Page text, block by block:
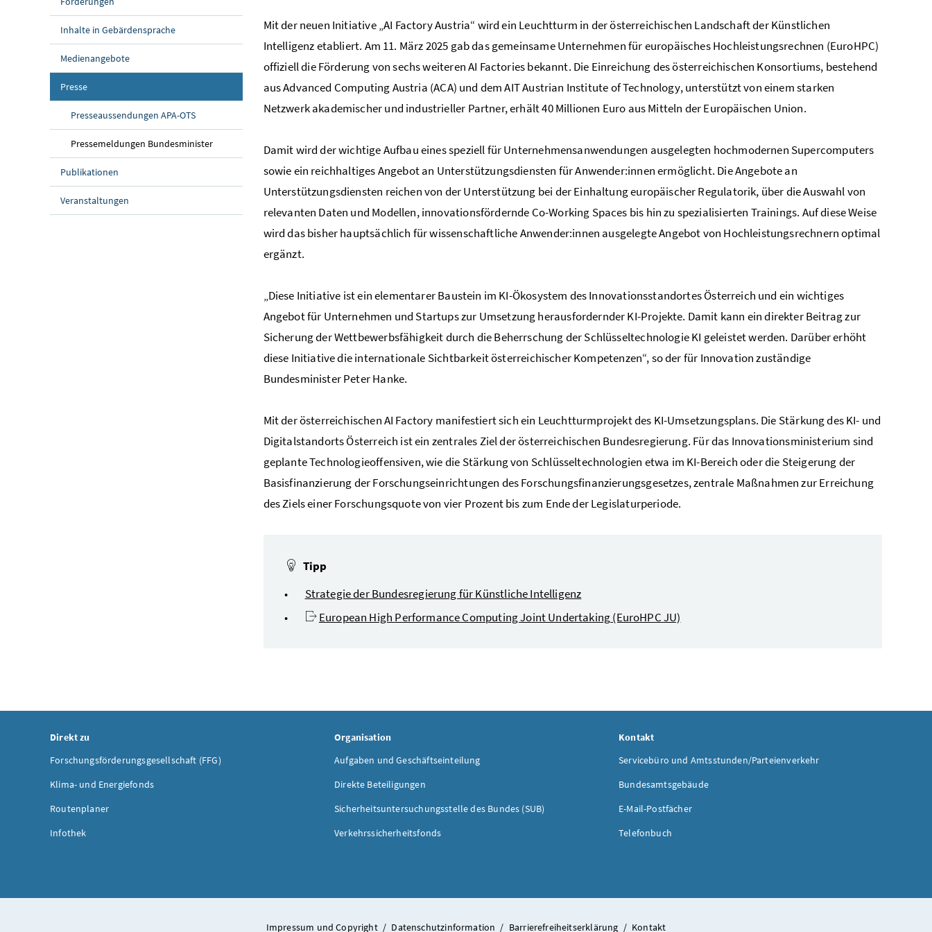
Inhalte in Gebärdensprache
Medienangebote
Presse
Presseaussendungen APA-OTS
Pressemeldungen Bundesminister
Publikationen
Veranstaltungen
Mit der neuen Initiative „AI Factory Austria“ wird ein Leuchtturm in der österreichischen Landschaft der Künstlichen
Intelligenz etabliert. Am 11. März 2025 gab das gemeinsame Unternehmen für europäisches Hochleistungsrechnen (EuroHPC)
offiziell die Förderung von sechs weiteren AI Factories bekannt. Die Einreichung des österreichischen Konsortiums, bestehend
ausAdvanced Computing Austria (ACA) und dem AITAustrian Institute of Technology, unterstützt von einem starken
Netzwerk akademischer und industrieller Partner, erhält 40 Millionen Euro aus Mitteln der Europäischen Union.
Damit wird der wichtige Aufbau eines speziell für Unternehmensanwendungen ausgelegten hochmodernen Supercomputers
sowie ein reichhaltiges Angebot an Unterstützungsdiensten für Anwender:innen ermöglicht. Die Angebote an
Unterstützungsdiensten reichen von der Unterstützung bei der Einhaltung europäischer Regulatorik, über die Auswahl von
relevanten Daten und Modellen, innovationsfördernde Co-Working Spaces bis hin zu spezialisierten Trainings. Auf diese Weise
wird das bisher hauptsächlich für wissenschaftliche Anwender:innen ausgelegte Angebot von Hochleistungsrechnern optimal
ergänzt.
„Diese Initiative ist ein elementarer Baustein im KI-Ökosystem des Innovationsstandortes Österreich und ein wichtiges
Angebot für Unternehmen und Startups zur Umsetzung herausfordernder KI-Projekte. Damit kann ein direkter Beitrag zur
Sicherung der Wettbewerbsfähigkeit durch die Beherrschung der Schlüsseltechnologie KI geleistet werden. Darüber erhöht
diese Initiative die internationale Sichtbarkeit österreichischer Kompetenzen“, so der für Innovation zuständige
Bundesminister Peter Hanke.
Mit der österreichischen AI Factory manifestiert sich ein Leuchtturmprojekt des KI-Umsetzungsplans. Die Stärkung des KI- und
Digitalstandorts Österreich ist ein zentrales Ziel der österreichischen Bundesregierung. Für das Innovationsministerium sind
geplante Technologieoffensiven, wie die Stärkung von Schlüsseltechnologien etwa im KI-Bereich oder die Steigerung der
Basisfinanzierung der Forschungseinrichtungen des Forschungsfinanzierungsgesetzes, zentrale Maßnahmen zur Erreichung
des Ziels einer Forschungsquote von vier Prozent bis zum Ende der Legislaturperiode.
Tipp
Strategie der Bundesregierung für Künstliche Intelligenz
European High Performance Computing Joint Undertaking(EuroHPC JU)
Direkt zu
Forschungsförderungsgesellschaft (FFG)
Klima- und Energiefonds
Routenplaner
Infothek
Organisation
Aufgaben und Geschäftseinteilung
Direkte Beteiligungen
Sicherheitsuntersuchungsstelle des Bundes (SUB)
Verkehrssicherheitsfonds
Kontakt
Servicebüro und Amtsstunden/Parteienverkehr
Bundesamtsgebäude
E-Mail-Postfächer
Telefonbuch
Impressum und Copyright / Datenschutzinformation / Barrierefreiheitserklärung / Kontakt